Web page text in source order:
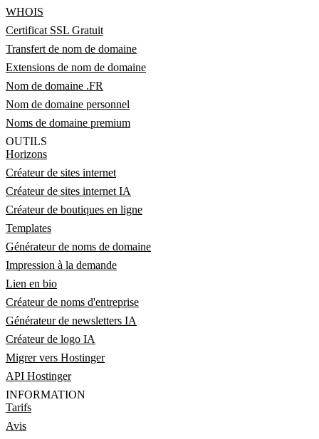
WHOIS
Certificat SSL Gratuit
Transfert de nom de domaine
Extensions de nom de domaine
Nom de domaine .FR
Nom de domaine personnel
Noms de domaine premium
OUTILS
Horizons
Créateur de sites internet
Créateur de sites internet IA
Créateur de boutiques en ligne
Templates
Générateur de noms de domaine
Impression à la demande
Lien en bio
Créateur de noms d'entreprise
Générateur de newsletters IA
Créateur de logo IA
Migrer vers Hostinger
API Hostinger
INFORMATION
Tarifs
Avis